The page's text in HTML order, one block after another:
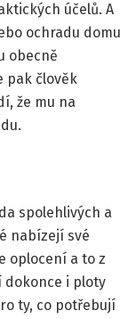
účelů. A
ochradu domu
obecně
pak člověk
že mu na
spolehlivých a
nabízejí své
oplocení a to z
dokonce i ploty
ty, co potřebují